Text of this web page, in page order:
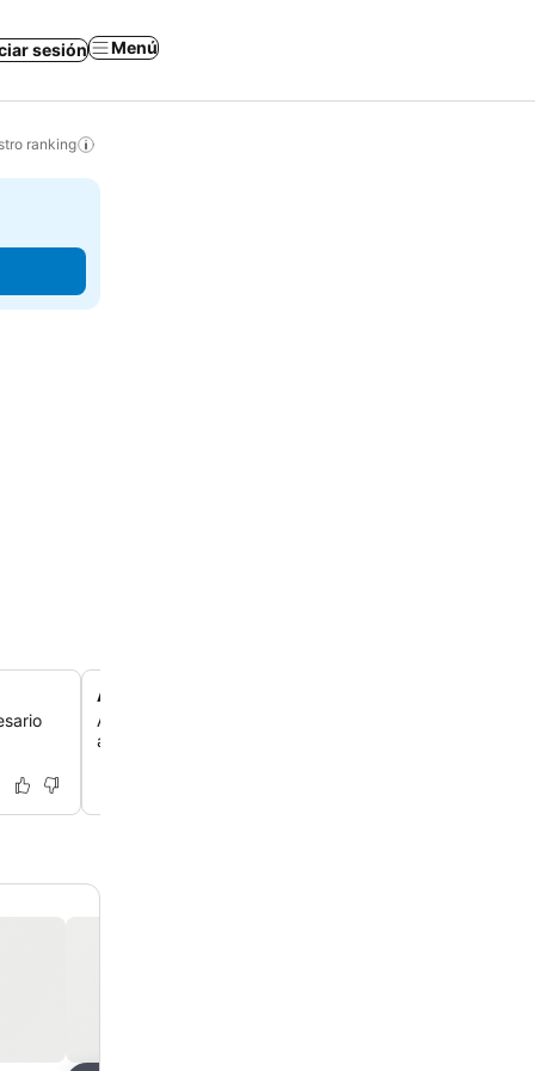
sesión Menú
ranking
Agua caliente siempre disponible
A pesar de los desafíos comunes en la isla, el hotel
agua caliente en las duchas para que te duches a